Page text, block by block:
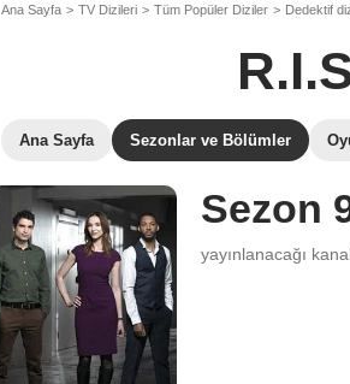
Ana Sayfa TV Dizileri Tüm Popüler Diziler Dedektif
Ana Sayfa Sezonlar ve Bölümler
Sezon
yayınlanacağı